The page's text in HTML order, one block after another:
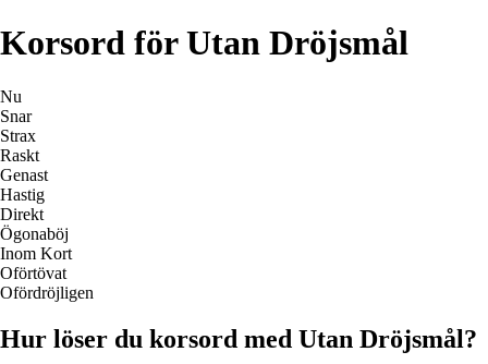
Korsord för Utan Dröjsmål
Nu
Snar
Strax
Raskt
Genast
Hastig
Direkt
Ögonaböj
Inom Kort
Oförtövat
Ofördröjligen
Hur löser du korsord med Utan Dröjsmål?